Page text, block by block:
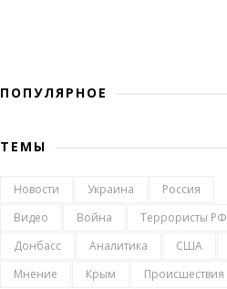
ПОПУЛЯРНОЕ
ТЕМЫ
Новости Украина
Россия
Видео
Война
Террористы РФ
Донбасс
Аналитика США
Мнение
Крым
Происшествия